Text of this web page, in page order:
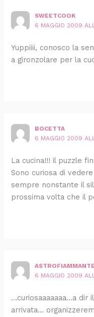
SWEETCOOK
6 MAGGIO 2009
Yuppiiii, conosco la
a gironzolare per la
BOCETTA
6 MAGGIO 2009
La cucina!!! il puzzle
Sono curiosa di
sempre nonstante il
prossima volta che il
ASTROFIAMMANTE
6 MAGGIO 2009
…curiosaaaaaaa…a dir
arrivata…